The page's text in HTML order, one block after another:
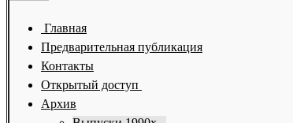
Главная
Предварительная публикация
Контакты
Открытый доступ
Архив